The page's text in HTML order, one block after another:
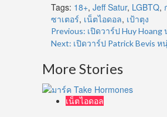
Tags: 18+, Jeff Satur, LGBTQ,
ซาเตอร์, เน็ตไอดอล, เป้าตุง
Post
navigation
Previous: เปิดวาร์ป Huy
Next: เปิดวาร์ป Patrick Bevis
More Stories
เน็ตไอดอล